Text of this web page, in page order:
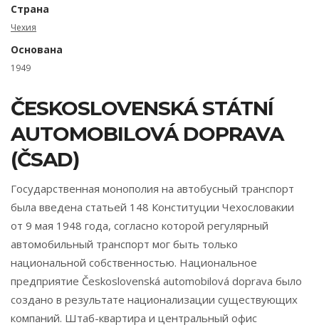
Страна
Чехия
Основана
1949
ČESKOSLOVENSKÁ STÁTNÍ
AUTOMOBILOVÁ DOPRAVA
(ČSAD)
Государственная монополия на автобусный транспорт
была введена статьей 148 Конституции Чехословакии
от 9 мая 1948 года, согласно которой регулярный
автомобильный транспорт мог быть только
национальной собственностью. Национальное
предприятие Československá automobilová doprava было
создано в результате национализации существующих
компаний. Штаб-квартира и центральный офис